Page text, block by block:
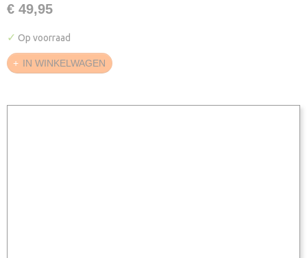
€ 49,95
✓ Op voorraad
IN WINKELWAGEN